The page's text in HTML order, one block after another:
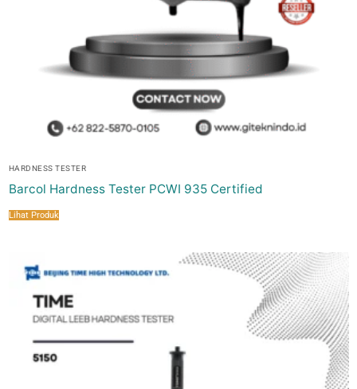
HARDNESS TESTER
Barcol Hardness Tester PCWI 935 Certified
Lihat Produk